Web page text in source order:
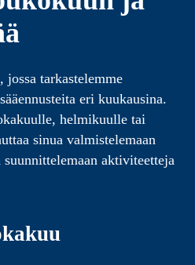
jossa tarkastelemme
eri kuukausina.
helmikuulle tai
sinua valmistelemaan
suunnittelemaan aktiviteetteja